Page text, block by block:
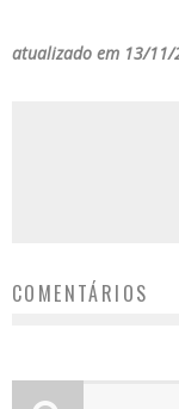
atualizado em 13/11/
COMENTÁRIOS